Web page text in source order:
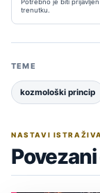
Potrebno je biti
trenutku.
TEME
kozmološki princip
NASTAVI